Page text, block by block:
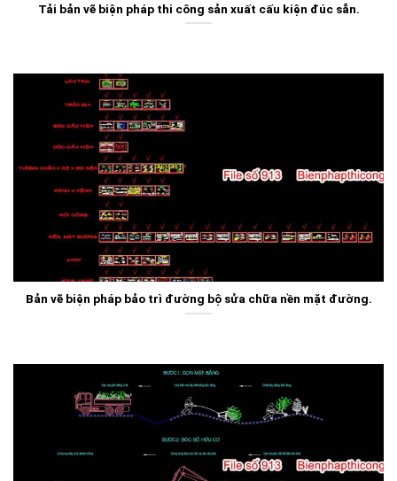
Tải bản vẽ biện pháp thi công sản xuất cấu kiện đúc sẵn.
Bản vẽ biện pháp bảo trì đường bộ sửa chữa nền mặt đường.